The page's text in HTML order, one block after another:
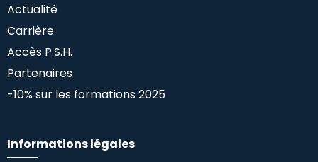
Actualité
Carrière
Accès P.S.H.
Partenaires
-10% sur les formations 2025
Informations légales